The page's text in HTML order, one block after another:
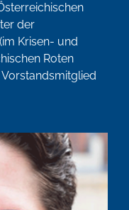
der
Krisen- und
Roten